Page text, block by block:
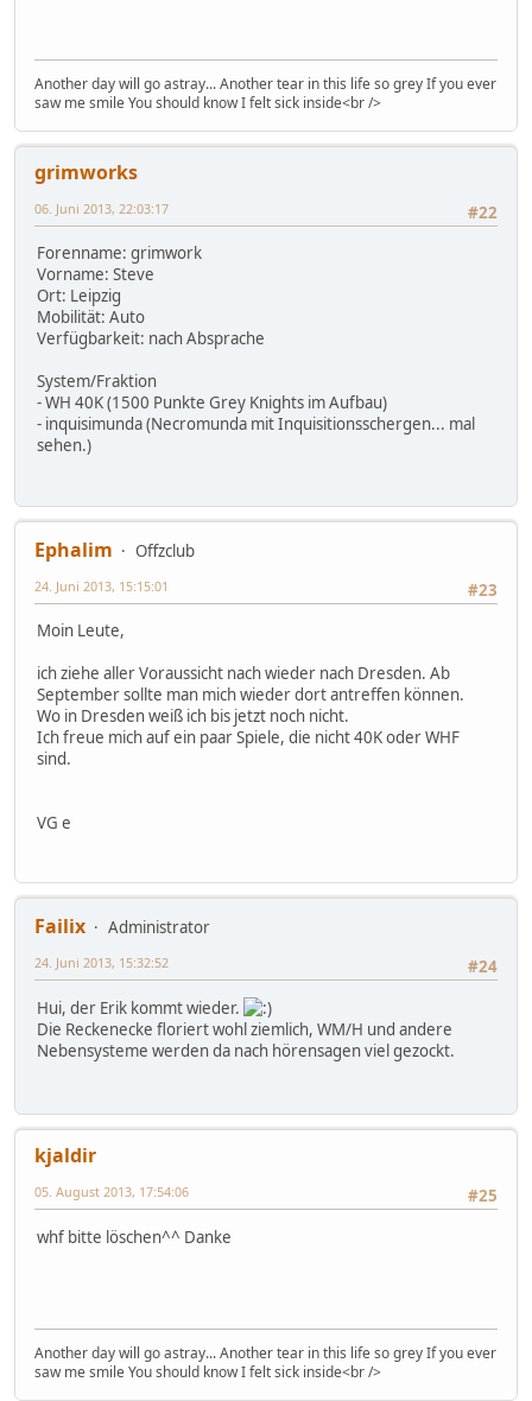
Another day will go astray... Another tear in this life so grey If you ever
saw me smile You should know I felt sick inside<br />
grimworks
#22
06. Juni 2013, 22:03:17
Forenname: grimwork
Vorname: Steve
Ort: Leipzig
Mobilität: Auto
Verfügbarkeit: nach Absprache
System/Fraktion
- WH 40K (1500 Punkte Grey Knights im Aufbau)
- inquisimunda (Necromunda mit Inquisitionsschergen... mal
sehen.)
Ephalim
Offzclub
#23
24. Juni 2013, 15:15:01
Moin Leute,
ich ziehe aller Voraussicht nach wieder nach Dresden. Ab
September sollte man mich wieder dort antreffen können.
Wo in Dresden weiß ich bis jetzt noch nicht.
Ich freue mich auf ein paar Spiele, die nicht 40K oder WHF
sind.
VG e
Failix
Administrator
#24
24. Juni 2013, 15:32:52
Hui, der Erik kommt wieder.
Die Reckenecke floriert wohl ziemlich, WM/H und andere
Nebensysteme werden da nach hörensagen viel gezockt.
kjaldir
#25
05. August 2013, 17:54:06
whf bitte löschen^^ Danke
Another day will go astray... Another tear in this life so grey If you ever
saw me smile You should know I felt sick inside<br />